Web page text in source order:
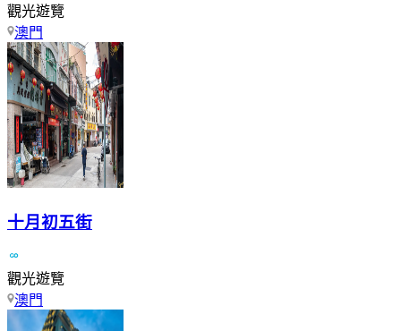
觀光遊覽
澳門
十月初五街
觀光遊覽
澳門